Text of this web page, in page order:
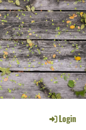
Login